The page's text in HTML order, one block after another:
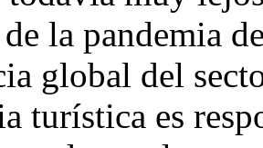
la pandemia
global del
turística es